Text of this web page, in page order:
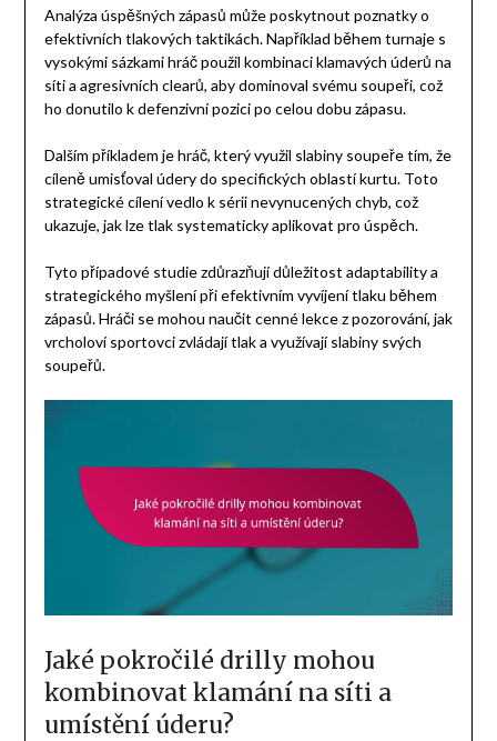
Analýza úspěšných zápasů může poskytnout poznatky o
efektivních tlakových taktikách. Například během turnaje s
vysokými sázkami hráč použil kombinaci klamavých úderů na
síti a agresivních clearů, aby dominoval svému soupeři, což
ho donutilo k defenzivní pozici po celou dobu zápasu.
Dalším příkladem je hráč, který využil slabiny soupeře tím, že
cíleně umisťoval údery do specifických oblastí kurtu. Toto
strategické cílení vedlo k sérii nevynucených chyb, což
ukazuje, jak lze tlak systematicky aplikovat pro úspěch.
Tyto případové studie zdůrazňují důležitost adaptability a
strategického myšlení při efektivním vyvíjení tlaku během
zápasů. Hráči se mohou naučit cenné lekce z pozorování, jak
vrcholoví sportovci zvládají tlak a využívají slabiny svých
soupeřů.
Jaké pokročilé drilly mohou
kombinovat klamání na síti a
umístění úderu?